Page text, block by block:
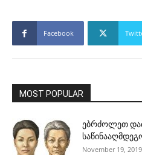
Facebook
MOST POPULAR
ებრძოლეთ
November 19, 2019